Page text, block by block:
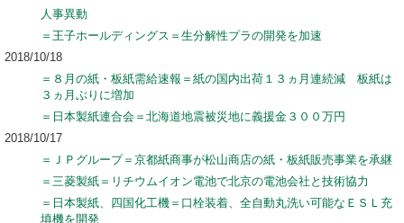
人事異動
＝王子ホールディングス＝生分解性プラの開発を加速
2018/10/18
＝８月の紙・板紙需給速報＝紙の国内出荷１３ヵ月連続減 板紙は
３ヵ月ぶりに増加
＝日本製紙連合会＝北海道地震被災地に義援金３００万円
2018/10/17
＝ＪＰグループ＝京都紙商事が松山商店の紙・板紙販売事業を承継
＝三菱製紙＝リチウムイオン電池で北京の電池会社と技術協力
＝日本製紙、四国化工機＝口栓装着、全自動丸洗い可能なＥＳＬ充
填機を開発